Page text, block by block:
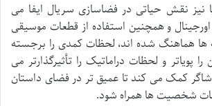
نیز نقش حیاتی در فضاسازی سریال ایفا می
و همچنین استفاده از قطعات موسیقی
هماهنگ شده اند، لحظات کمدی را برجسته
پویاتر و لحظات دراماتیک را تأثیرگذارتر می
کمک می کند تا عمیق تر در فضای داستان
شخصیت ها همراه شود.